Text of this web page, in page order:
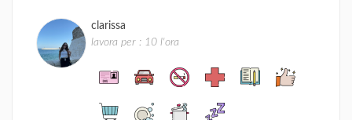
clarissa
lavora per : 10 l'ora